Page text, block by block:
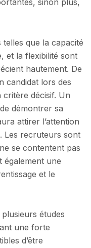
sinon plus,
que la capacité
et la flexibilité sont
hautement. De
candidat lors des
décisif. Un
démontrer sa
attirer l’attention
Les recruteurs sont
se contentent pas
également une
et le
études
une forte
d’être